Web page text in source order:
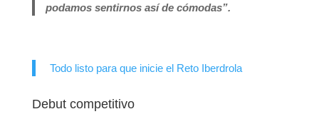
podamos sentirnos así de cómodas”.
Todo listo para que inicie el Reto Iberdrola
Debut competitivo